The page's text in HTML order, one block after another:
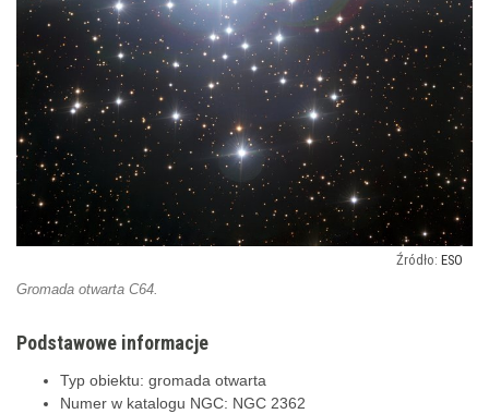
ESO
Gromada otwarta C64.
Podstawowe informacje
Typ obiektu: gromada otwarta
Numer w katalogu NGC: NGC 2362